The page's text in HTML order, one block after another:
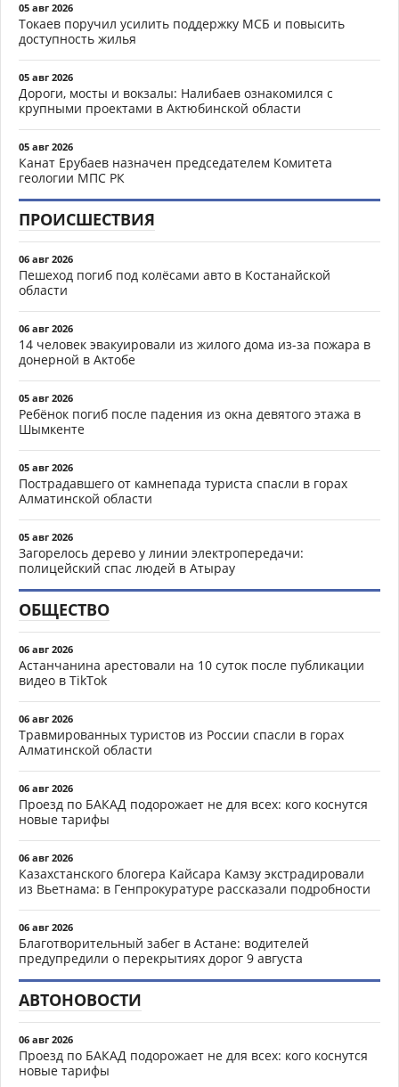
05 авг 2026
Токаев поручил усилить поддержку МСБ и повысить
доступность жилья
05 авг 2026
Дороги, мосты и вокзалы: Налибаев ознакомился с
крупными проектами в Актюбинской области
05 авг 2026
Канат Ерубаев назначен председателем Комитета
геологии МПС РК
ПРОИСШЕСТВИЯ
06 авг 2026
Пешеход погиб под колёсами авто в Костанайской
области
06 авг 2026
14 человек эвакуировали из жилого дома из-за пожара в
донерной в Актобе
05 авг 2026
Ребёнок погиб после падения из окна девятого этажа в
Шымкенте
05 авг 2026
Пострадавшего от камнепада туриста спасли в горах
Алматинской области
05 авг 2026
Загорелось дерево у линии электропередачи:
полицейский спас людей в Атырау
ОБЩЕСТВО
06 авг 2026
Астанчанина арестовали на 10 суток после публикации
видео в TikTok
06 авг 2026
Травмированных туристов из России спасли в горах
Алматинской области
06 авг 2026
Проезд по БАКАД подорожает не для всех: кого коснутся
новые тарифы
06 авг 2026
Казахстанского блогера Кайсара Камзу экстрадировали
из Вьетнама: в Генпрокуратуре рассказали подробности
06 авг 2026
Благотворительный забег в Астане: водителей
предупредили о перекрытиях дорог 9 августа
АВТОНОВОСТИ
06 авг 2026
Проезд по БАКАД подорожает не для всех: кого коснутся
новые тарифы